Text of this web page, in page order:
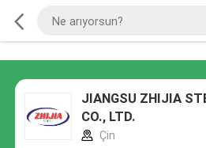
JIANGSU ZHIJIA
CO., LTD.
Çin